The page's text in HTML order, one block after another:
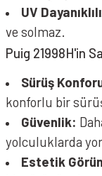
UV
ve solmaz.
Puig 21998H'in
Sürüş
konforlu bir
Güvenlik:
yolculuklarda
Estetik